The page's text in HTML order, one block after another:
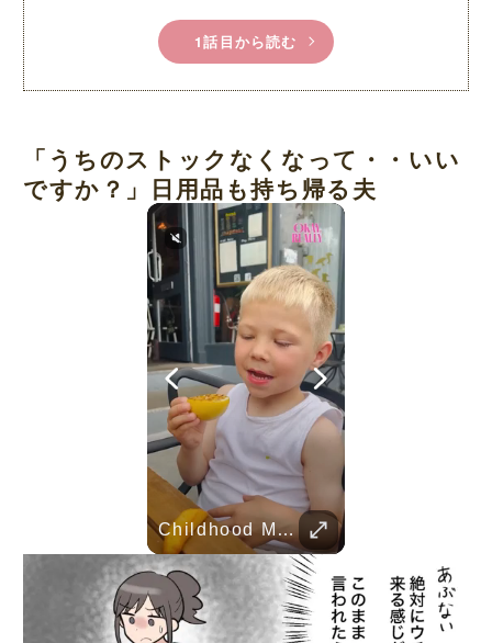
1話目から読む
「うちのストックなくなって・・いい
ですか？」日用品も持ち帰る夫
Childhood Memories